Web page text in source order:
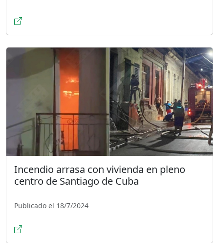
Incendio arrasa con vivienda en pleno
centro de Santiago de Cuba
Publicado el 18/7/2024